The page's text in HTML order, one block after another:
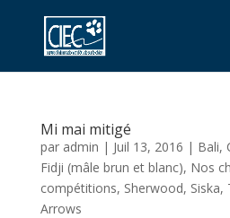
Mi mai mitigé
par admin | Juil 13, 2016 | Bali,
Fidji (mâle brun et blanc), Nos
compétitions, Sherwood, Siska,
Arrows